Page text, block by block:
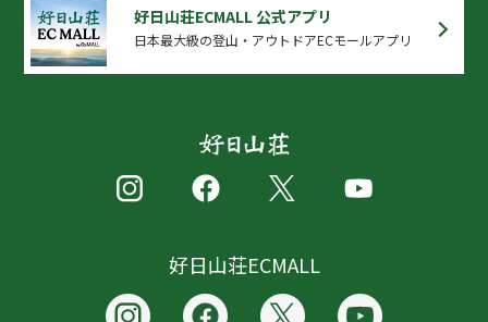
好日山荘ECMALL 公式アプリ
日本最大級の登山・アウトドアECモールアプリ
好日山荘ECMALL